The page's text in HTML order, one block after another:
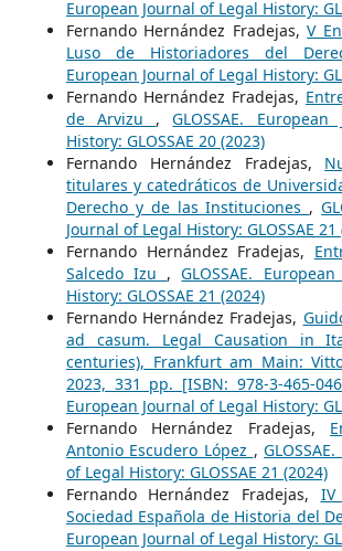
European Journal of Legal History:
Fernando Hernández Fradejas,V
Luso de Historiadores del
European Journal of Legal History:
Fernando Hernández Fradejas,
de Arvizu ,GLOSSAE.
History: GLOSSAE 20 (2023)
Fernando Hernández Fradejas,
titulares y catedráticos de
Derecho y de las Instituciones ,
Journal of Legal History: GLOSSAE 21
Fernando Hernández Fradejas,
Salcedo Izu ,GLOSSAE.
History: GLOSSAE 21 (2024)
Fernando Hernández Fradejas,
ad casum. Legal Causation in
centuries), Frankfurt am Main:
2023, 331 pp. [ISBN: 978-3-465-
European Journal of Legal History:
Fernando Hernández Fradejas,
Antonio Escudero López ,
of Legal History: GLOSSAE 21 (2024)
Fernando Hernández Fradejas,
Sociedad Española de Historia del
European Journal of Legal History: